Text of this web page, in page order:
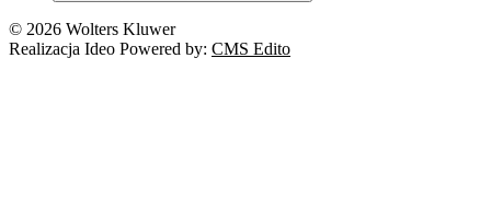
© 2026 Wolters Kluwer
Realizacja Ideo Powered by: CMS Edito